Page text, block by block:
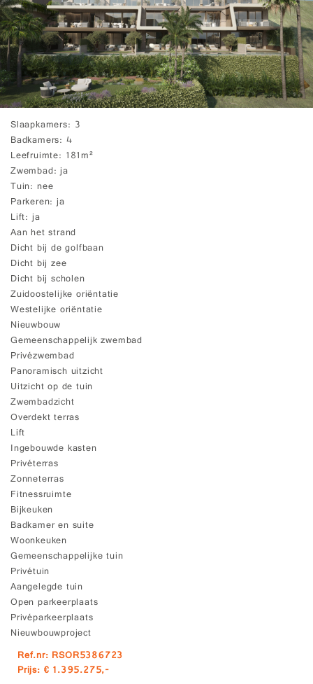
Slaapkamers 3
Badkamers 4
Leefruimte 181m²
Zwembad ja
Tuin nee
Parkeren ja
Lift ja
Aan het strand
Dicht bij de golfbaan
Dicht bij zee
Dicht bij scholen
Zuidoostelijke oriëntatie
Westelijke oriëntatie
Nieuwbouw
Gemeenschappelijk zwembad
Privézwembad
Panoramisch uitzicht
Uitzicht op de tuin
Zwembadzicht
Overdekt terras
Lift
Ingebouwde kasten
Privéterras
Zonneterras
Fitnessruimte
Bijkeuken
Badkamer en suite
Woonkeuken
Gemeenschappelijke tuin
Privétuin
Aangelegde tuin
Open parkeerplaats
Privéparkeerplaats
Nieuwbouwproject
Ref.nr: RSOR5386723
Prijs: € 1.395.275,-